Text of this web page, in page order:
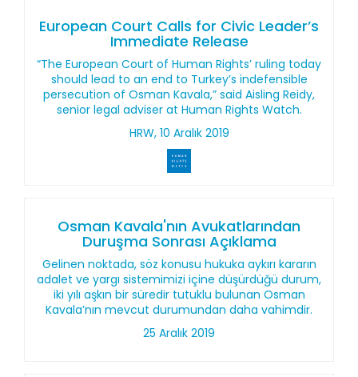
European Court Calls for Civic Leader’s
Immediate Release
“The European Court of Human Rights’ ruling today
should lead to an end to Turkey’s indefensible
persecution of Osman Kavala,” said Aisling Reidy,
senior legal adviser at Human Rights Watch.
HRW, 10 Aralık 2019
Osman Kavala'nın Avukatlarından
Duruşma Sonrası Açıklama
Gelinen noktada, söz konusu hukuka aykırı kararın
adalet ve yargı sistemimizi içine düşürdüğü durum,
iki yılı aşkın bir süredir tutuklu bulunan Osman
Kavala’nın mevcut durumundan daha vahimdir.
25 Aralık 2019